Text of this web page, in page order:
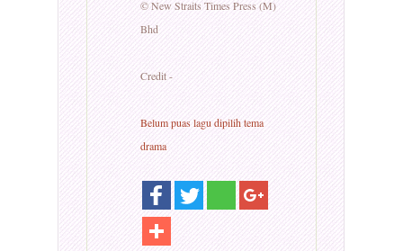
© New Straits Times Press (M)
Bhd
Credit -
Belum puas lagu dipilih tema
drama